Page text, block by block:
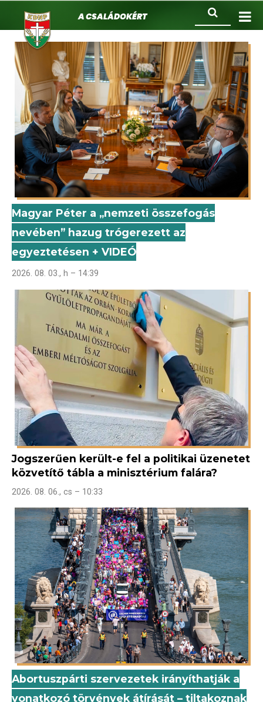
tartalomra
KDNPA családokért.
Magyar Péter a „nemzeti összefogás
nevében” hazug trógerezett az
egyeztetésen + VIDEÓ
2026. 08. 03., h – 14:39
Jogszerűen került-e fel a politikai üzenetet
közvetítő tábla a minisztérium falára?
2026. 08. 06., cs – 10:33
Abortuszpárti szervezetek irányíthatják a
vonatkozó törvények átírását – tiltakoznak